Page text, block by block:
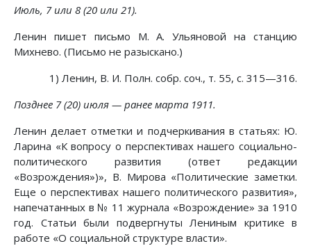
Июль, 7 или 8 (20 или 21).
Ленин пишет письмо М. А. Ульяновой на станцию
Михнево. (Письмо не разыскано.)
1) Ленин, В. И. Полн. собр. соч., т. 55, с. 315—316.
Позднее 7 (20) июля — ранее марта 1911.
Ленин делает отметки и подчеркивания в статьях: Ю.
Ларина «К вопросу о перспективах нашего социально-
политического развития (ответ редакции
«Возрождения»)», В. Мирова «Политические заметки.
Еще о перспективах нашего политического развития»,
напечатанных в № 11 журнала «Возрождение» за 1910
год. Статьи были подвергнуты Лениным критике в
работе «О социальной структуре власти».